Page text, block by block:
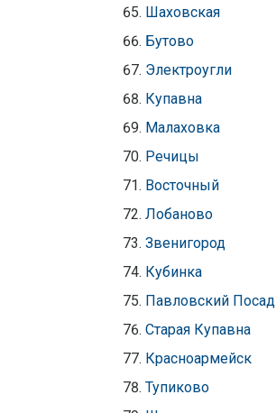
Шаховская
Бутово
Электроугли
Купавна
Малаховка
Речицы
Восточный
Лобаново
Звенигород
Кубинка
Павловский Посад
Старая Купавна
Красноармейск
Тупиково